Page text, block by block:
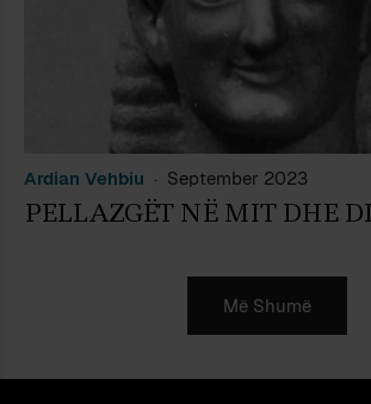
Ardian Vehbiu September 2023
PELLAZGËT NË MIT DHE
Më Shumë